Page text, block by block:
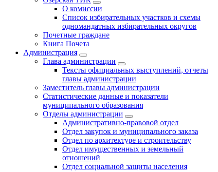
О комиссии
Список избирательных участков и схемы
одномандатных избирательных округов
Почетные граждане
Книга Почета
Администрация
Глава администрации
Тексты официальных выступлений, отчеты
главы администрации
Заместитель главы администрации
Статистические данные и показатели
муниципального образования
Отделы администрации
Административно-правовой отдел
Отдел закупок и муниципального заказа
Отдел по архитектуре и строительству
Отдел имущественных и земельный
отношений
Отдел социальной защиты населения